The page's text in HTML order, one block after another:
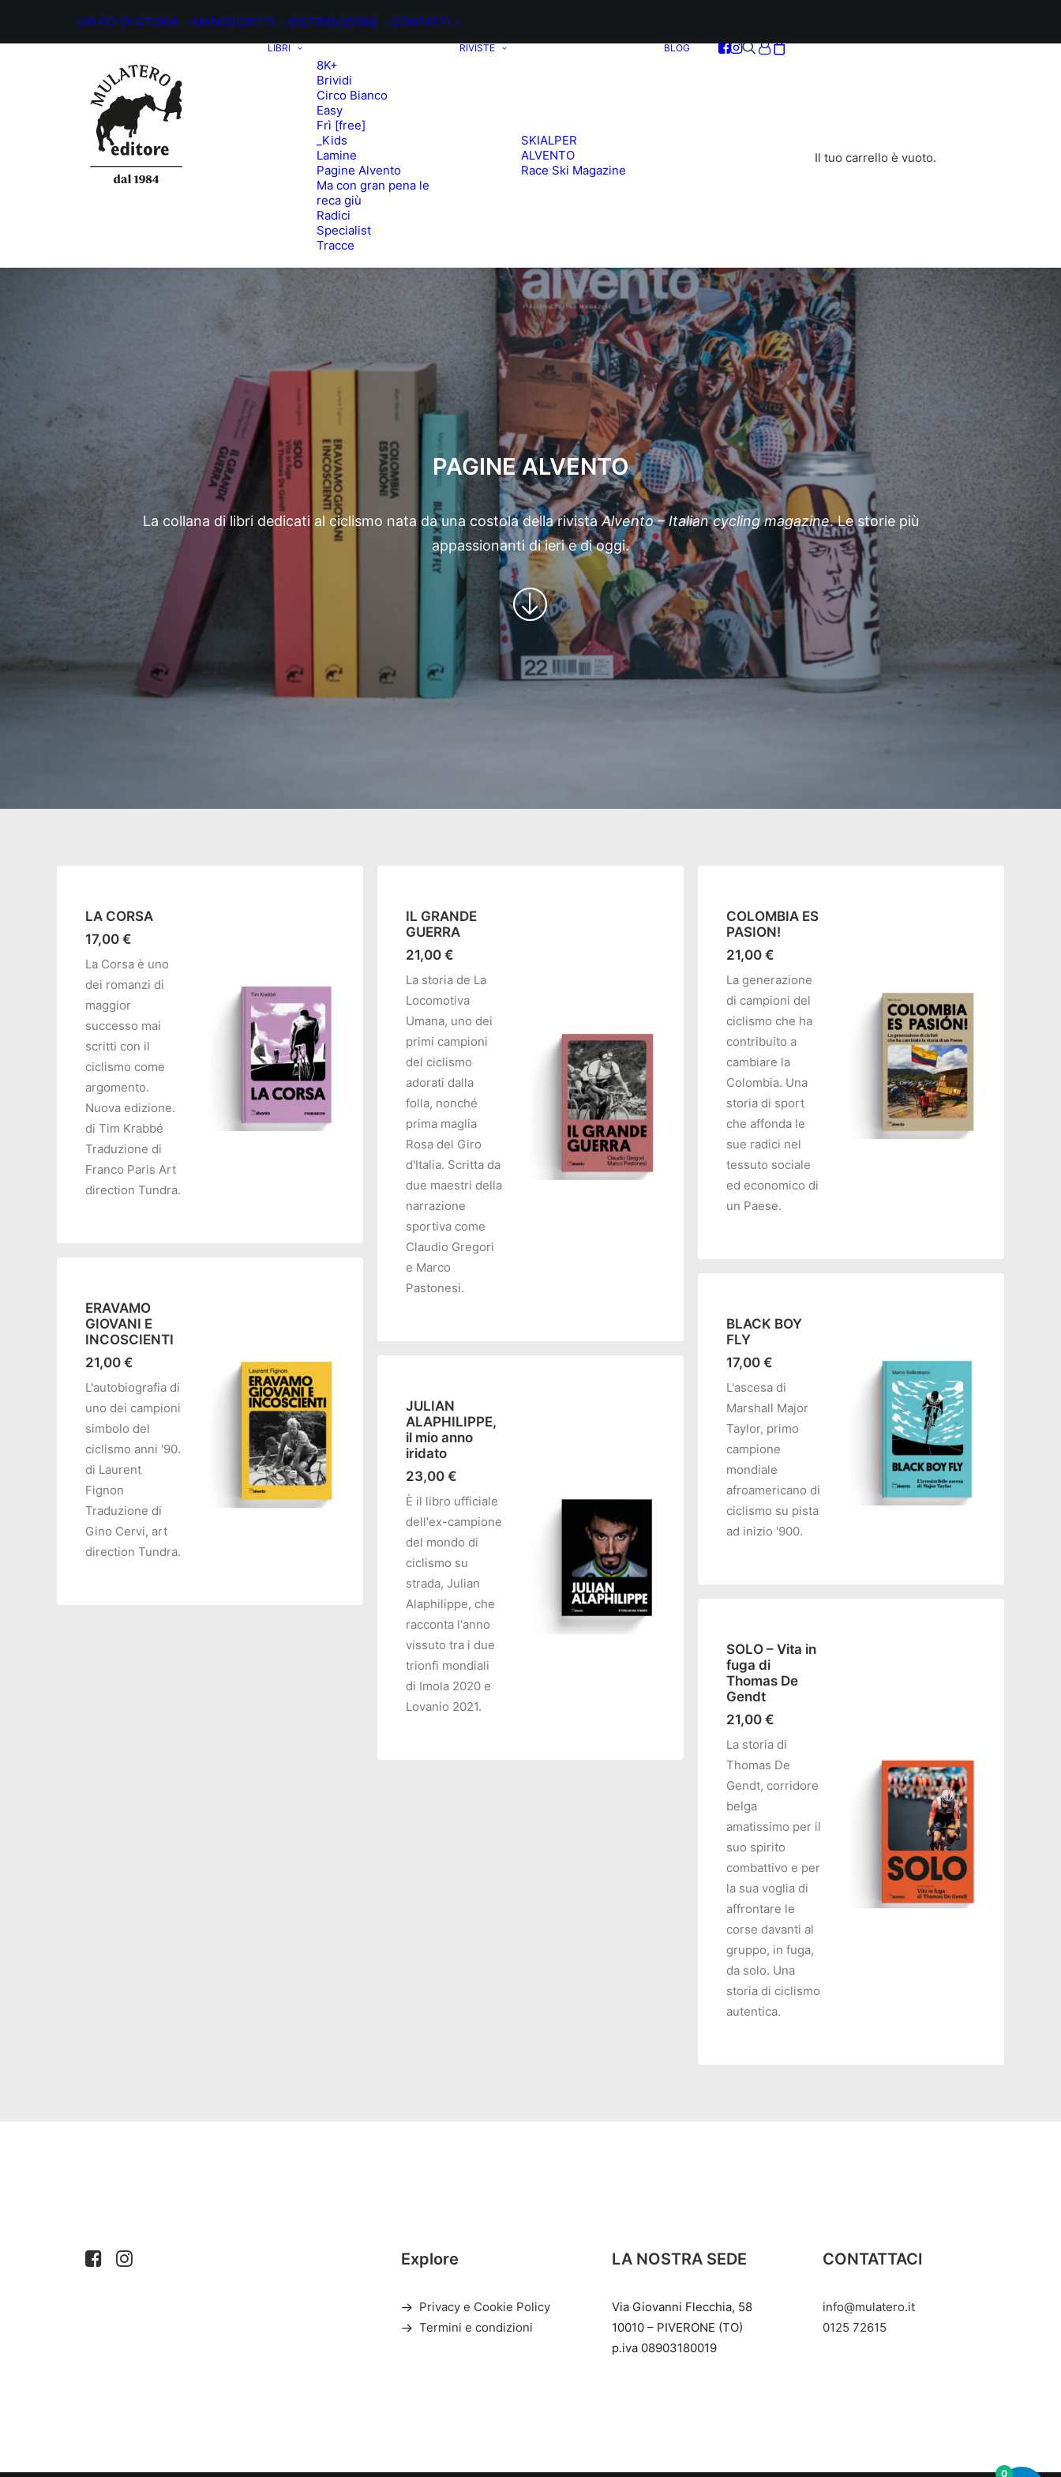
UN PO’ DI STORIA MANOSCRITTI DISTRIBUZIONE CONTATTI
LIBRI
8K+
Brividi
Circo Bianco
Easy
Frì [free]
_Kids
Lamine
Pagine Alvento
Ma con gran pena le
reca giù
Radici
Specialist
Tracce
RIVISTE
SKIALPER
ALVENTO
Race Ski Magazine
BLOG
Il tuo carrello è vuoto.
PAGINE ALVENTO
La collana di libri dedicati al ciclismo nata da una costola della rivistaAlvento – Italian cycling magazine. Le storie più
appassionanti di ieri e di oggi.
LA CORSA
17,00 €
La Corsa è uno
dei romanzi di
maggior
successo mai
scritti con il
ciclismo come
argomento.
Nuova edizione.
di Tim Krabbé
Traduzione di
Franco Paris Art
direction Tundra.
IL GRANDE
GUERRA
21,00 €
La storia de La
Locomotiva
Umana, uno dei
primi campioni
del ciclismo
adorati dalla
folla, nonché
prima maglia
Rosa del Giro
d'Italia. Scritta da
due maestri della
narrazione
sportiva come
Claudio Gregori
e Marco
Pastonesi.
COLOMBIA ES
PASION!
21,00 €
La generazione
di campioni del
ciclismo che ha
contribuito a
cambiare la
Colombia. Una
storia di sport
che affonda le
sue radici nel
tessuto sociale
ed economico di
un Paese.
ERAVAMO
GIOVANI E
INCOSCIENTI
21,00 €
L'autobiografia di
uno dei campioni
simbolo del
ciclismo anni '90.
di Laurent
Fignon
Traduzione di
Gino Cervi, art
direction Tundra.
BLACK BOY
FLY
17,00 €
L'ascesa di
Marshall Major
Taylor, primo
campione
mondiale
afroamericano di
ciclismo su pista
ad inizio '900.
JULIAN
ALAPHILIPPE,
il mio anno
iridato
23,00 €
È il libro ufficiale
dell'ex-campione
del mondo di
ciclismo su
strada, Julian
Alaphilippe, che
racconta l'anno
vissuto tra i due
trionfi mondiali
di Imola 2020 e
Lovanio 2021.
SOLO – Vita in
fuga di
Thomas De
Gendt
21,00 €
La storia di
Thomas De
Gendt, corridore
belga
amatissimo per il
suo spirito
combattivo e per
la sua voglia di
affrontare le
corse davanti al
gruppo, in fuga,
da solo. Una
storia di ciclismo
autentica.
Explore
Privacy e Cookie Policy
Termini e condizioni
LA NOSTRA SEDE
Via Giovanni Flecchia, 58
10010 – PIVERONE (TO)
p.iva 08903180019
CONTATTACI
info@mulatero.it
‭0125 72615‬
0